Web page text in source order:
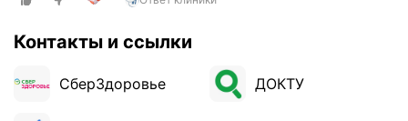
Контакты и ссылки
СберЗдоровье ДОКТУ